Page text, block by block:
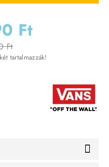
Ft
Ft
tartalmazzák!